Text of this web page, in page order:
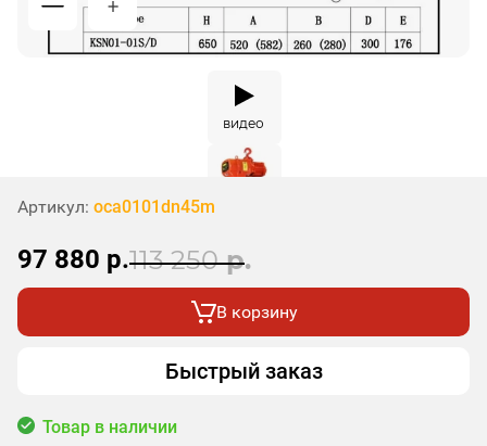
видео
Артикул: oca0101dn45m
97 880 р.113 250 р.
В корзину
Быстрый заказ
Товар в наличии